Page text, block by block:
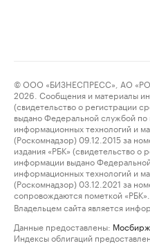
© ООО «БИЗНЕСПРЕСС», АО
2026. Сообщения и материалы
(свидетельство о регистрации
выдано Федеральной службой по
информационных технологий и
(Роскомнадзор) 09.12.2015 за
издания «РБК» (свидетельство о
информации выдано
информационных технологий и
(Роскомнадзор) 03.12.2021 за
сопровождаются пометкой «РБК».
Владельцем сайта является
Данные предоставлены:
Индексы облигаций